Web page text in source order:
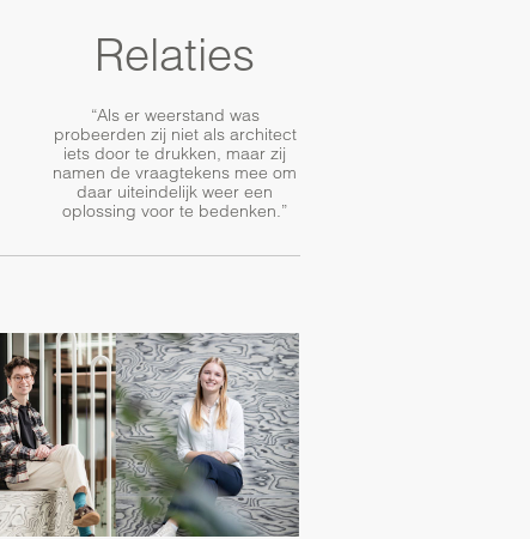
Relaties
“Als er weerstand was
probeerden zij niet als architect
iets door te drukken, maar zij
namen de vraagtekens mee om
daar uiteindelijk weer een
oplossing voor te bedenken.”